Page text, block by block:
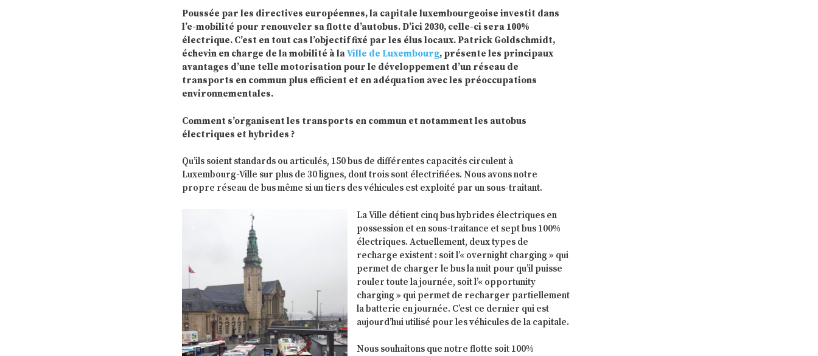
Poussée par les directives européennes, la capitale luxembourgeoise investit dans
l’e-mobilité pour renouveler sa flotte d’autobus. D’ici 2030, celle-ci sera 100%
électrique. C’est en tout cas l’objectif fixé par les élus locaux. Patrick Goldschmidt,
échevin en charge de la mobilité à laVille de Luxembourg, présente les principaux
avantages d’une telle motorisation pour le développement d’un réseau de
transports en commun plus efficient et en adéquation avec les préoccupations
environnementales.
Comment s’organisent les transports en commun et notamment les autobus
électriques et hybrides ?
Qu’ils soient standards ou articulés, 150 bus de différentes capacités circulent à
Luxembourg-Ville sur plus de 30 lignes, dont trois sont électrifiées. Nous avons notre
propre réseau de bus même si un tiers des véhicules est exploité par un sous-traitant.
La Ville détient cinq bus hybrides électriques en
possession et en sous-traitance et sept bus 100%
électriques. Actuellement, deux types de
recharge existent : soit l’« overnight charging » qui
permet de charger le bus la nuit pour qu’il puisse
rouler toute la journée, soit l’« opportunity
charging » qui permet de recharger partiellement
la batterie en journée. C’est ce dernier qui est
aujourd’hui utilisé pour les véhicules de la capitale.
Nous souhaitons que notre flotte soit 100%